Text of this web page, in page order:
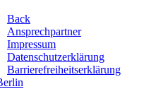
Back
Ansprechpartner
Impressum
Datenschutzerklärung
Barrierefreiheitserklärung